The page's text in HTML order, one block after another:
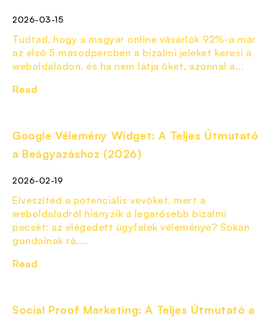
2026-03-15
Tudtad, hogy a magyar online vásárlók 92%-a már
az első 5 másodpercben a bizalmi jeleket keresi a
weboldaladon, és ha nem látja őket, azonnal a...
Read
Google Vélemény Widget: A Teljes Útmutató
a Beágyazáshoz (2026)
2026-02-19
Elveszíted a potenciális vevőket, mert a
weboldaladról hiányzik a legerősebb bizalmi
pecsét: az elégedett ügyfelek véleménye? Sokan
gondolnak rá,...
Read
Social Proof Marketing: A Teljes Útmutató a